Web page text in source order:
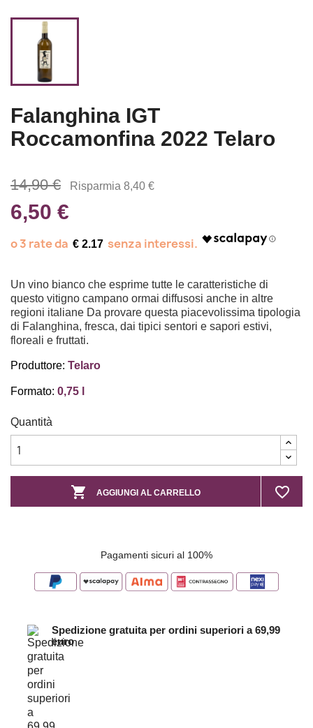
Falanghina IGT
Roccamonfina 2022 Telaro
14,90 € Risparmia 8,40 €
6,50 €
€ 2.17
Un vino bianco che esprime tutte le caratteristiche di
questo vitigno campano ormai diffusosi anche in altre
regioni italiane Da provare questa piacevolissima tipologia
di Falanghina, fresca, dai tipici sentori e sapori estivi,
floreali e fruttati.
Produttore: Telaro
Formato: 0,75 l
Quantità
 AGGIUNGI AL CARRELLO favorite_border
Pagamenti sicuri al 100%
Spedizione gratuita per ordini superiori a 69,99
euro